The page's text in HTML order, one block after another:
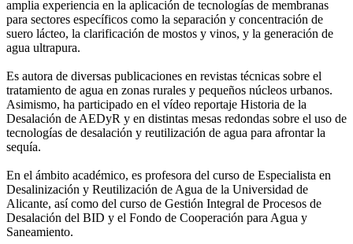
amplia experiencia en la aplicación de tecnologías de membranas
para sectores específicos como la separación y concentración de
suero lácteo, la clarificación de mostos y vinos, y la generación de
agua ultrapura.
Es autora de diversas publicaciones en revistas técnicas sobre el
tratamiento de agua en zonas rurales y pequeños núcleos urbanos.
Asimismo, ha participado en el vídeo reportaje Historia de la
Desalación de AEDyR y en distintas mesas redondas sobre el uso de
tecnologías de desalación y reutilización de agua para afrontar la
sequía.
En el ámbito académico, es profesora del curso de Especialista en
Desalinización y Reutilización de Agua de la Universidad de
Alicante, así como del curso de Gestión Integral de Procesos de
Desalación del BID y el Fondo de Cooperación para Agua y
Saneamiento.